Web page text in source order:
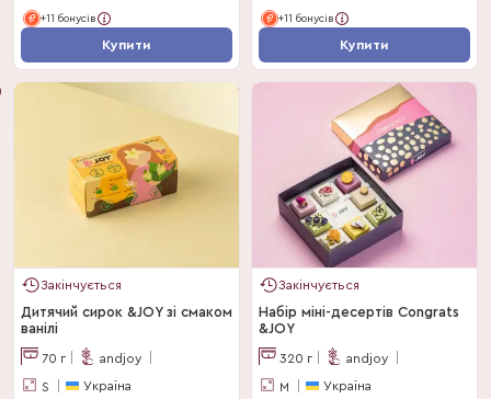
+11 бонусів
Купити
+11 бонусів
Купити
Закінчується
Дитячий сирок &JOY зі смаком
ванілі
70 г andjoy
S Україна
Закінчується
Набір міні-десертів Congrats
&JOY
320 г andjoy
M Україна